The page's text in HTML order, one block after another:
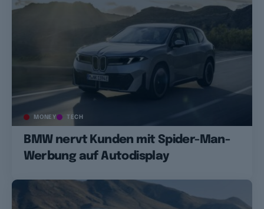
MONEY TECH
BMW nervt Kunden mit Spider-Man-
Werbung auf Autodisplay